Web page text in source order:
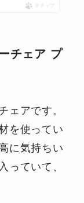
ポチップ
チェア プ
ェアです。
を使ってい
に気持ちい
っていて、